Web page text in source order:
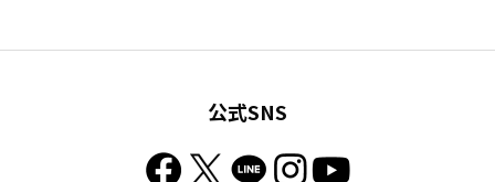
公式SNS